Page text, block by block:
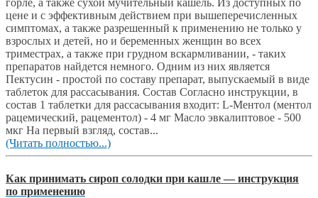
горле, а также сухой мучительный кашель. Из доступных по
цене и с эффективным действием при вышеперечисленных
симптомах, а также разрешенный к применению не только у
взрослых и детей, но и беременных женщин во всех
триместрах, а также при грудном вскармливании, - таких
препаратов найдется немного. Одним из них является
Пектусин - простой по составу препарат, выпускаемый в виде
таблеток для рассасывания. Состав Согласно инструкции, в
состав 1 таблетки для рассасывания входит: L-Ментол (ментол
рацемический, рацементол) - 4 мг Масло эвкалиптовое - 500
мкг На первый взгляд, состав...
(Читать полностью...)
Как принимать сироп солодки при кашле — инструкция
по применению